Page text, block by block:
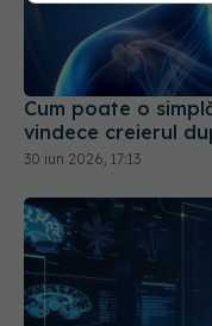
Cum poate o
vindece creierul
30 iun 2026, 17:13